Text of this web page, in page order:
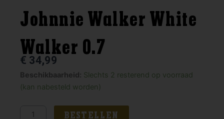
Johnnie Walker White
Walker 0.7
€ 34,99
Beschikbaarheid: Slechts 2 resterend op voorraad
(kan nabesteld worden)
Johnnie
Walker
Walker
BESTELLEN